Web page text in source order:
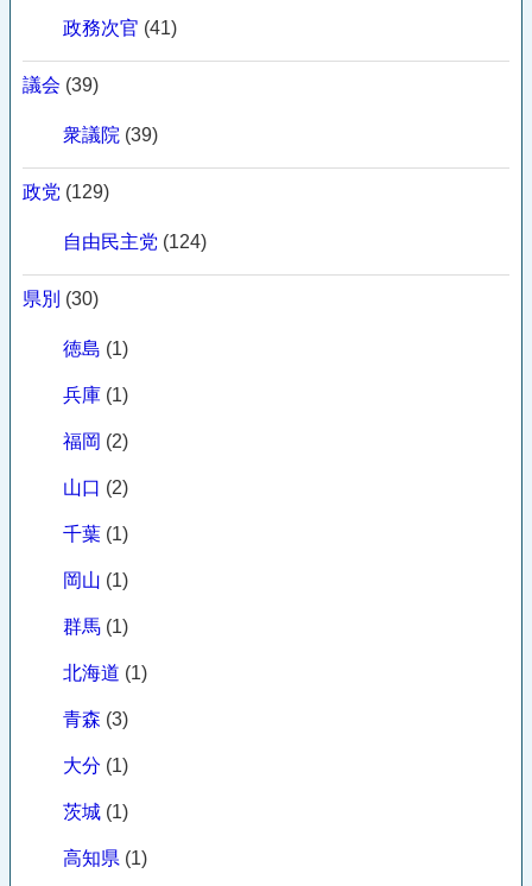
政務次官 (41)
議会 (39)
衆議院 (39)
政党 (129)
自由民主党 (124)
県別 (30)
徳島 (1)
兵庫 (1)
福岡 (2)
山口 (2)
千葉 (1)
岡山 (1)
群馬 (1)
北海道 (1)
青森 (3)
大分 (1)
茨城 (1)
高知県 (1)